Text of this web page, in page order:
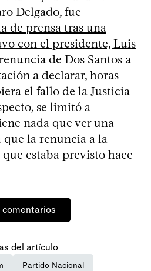
Delgado, fue
de prensa tras una
con el presidente, Luis
de Dos Santos a
a declarar, horas
el fallo de la Justicia
se limitó a
nada que ver una
que la renuncia a la
estaba previsto hace
comentarios
del artículo
Partido Nacional